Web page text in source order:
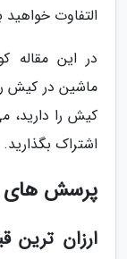
التفاوت خواهید
در این مقاله
ماشین در کیش را
کیش را دارید،
اشتراک بگذارید.
پرسش های
ارزان